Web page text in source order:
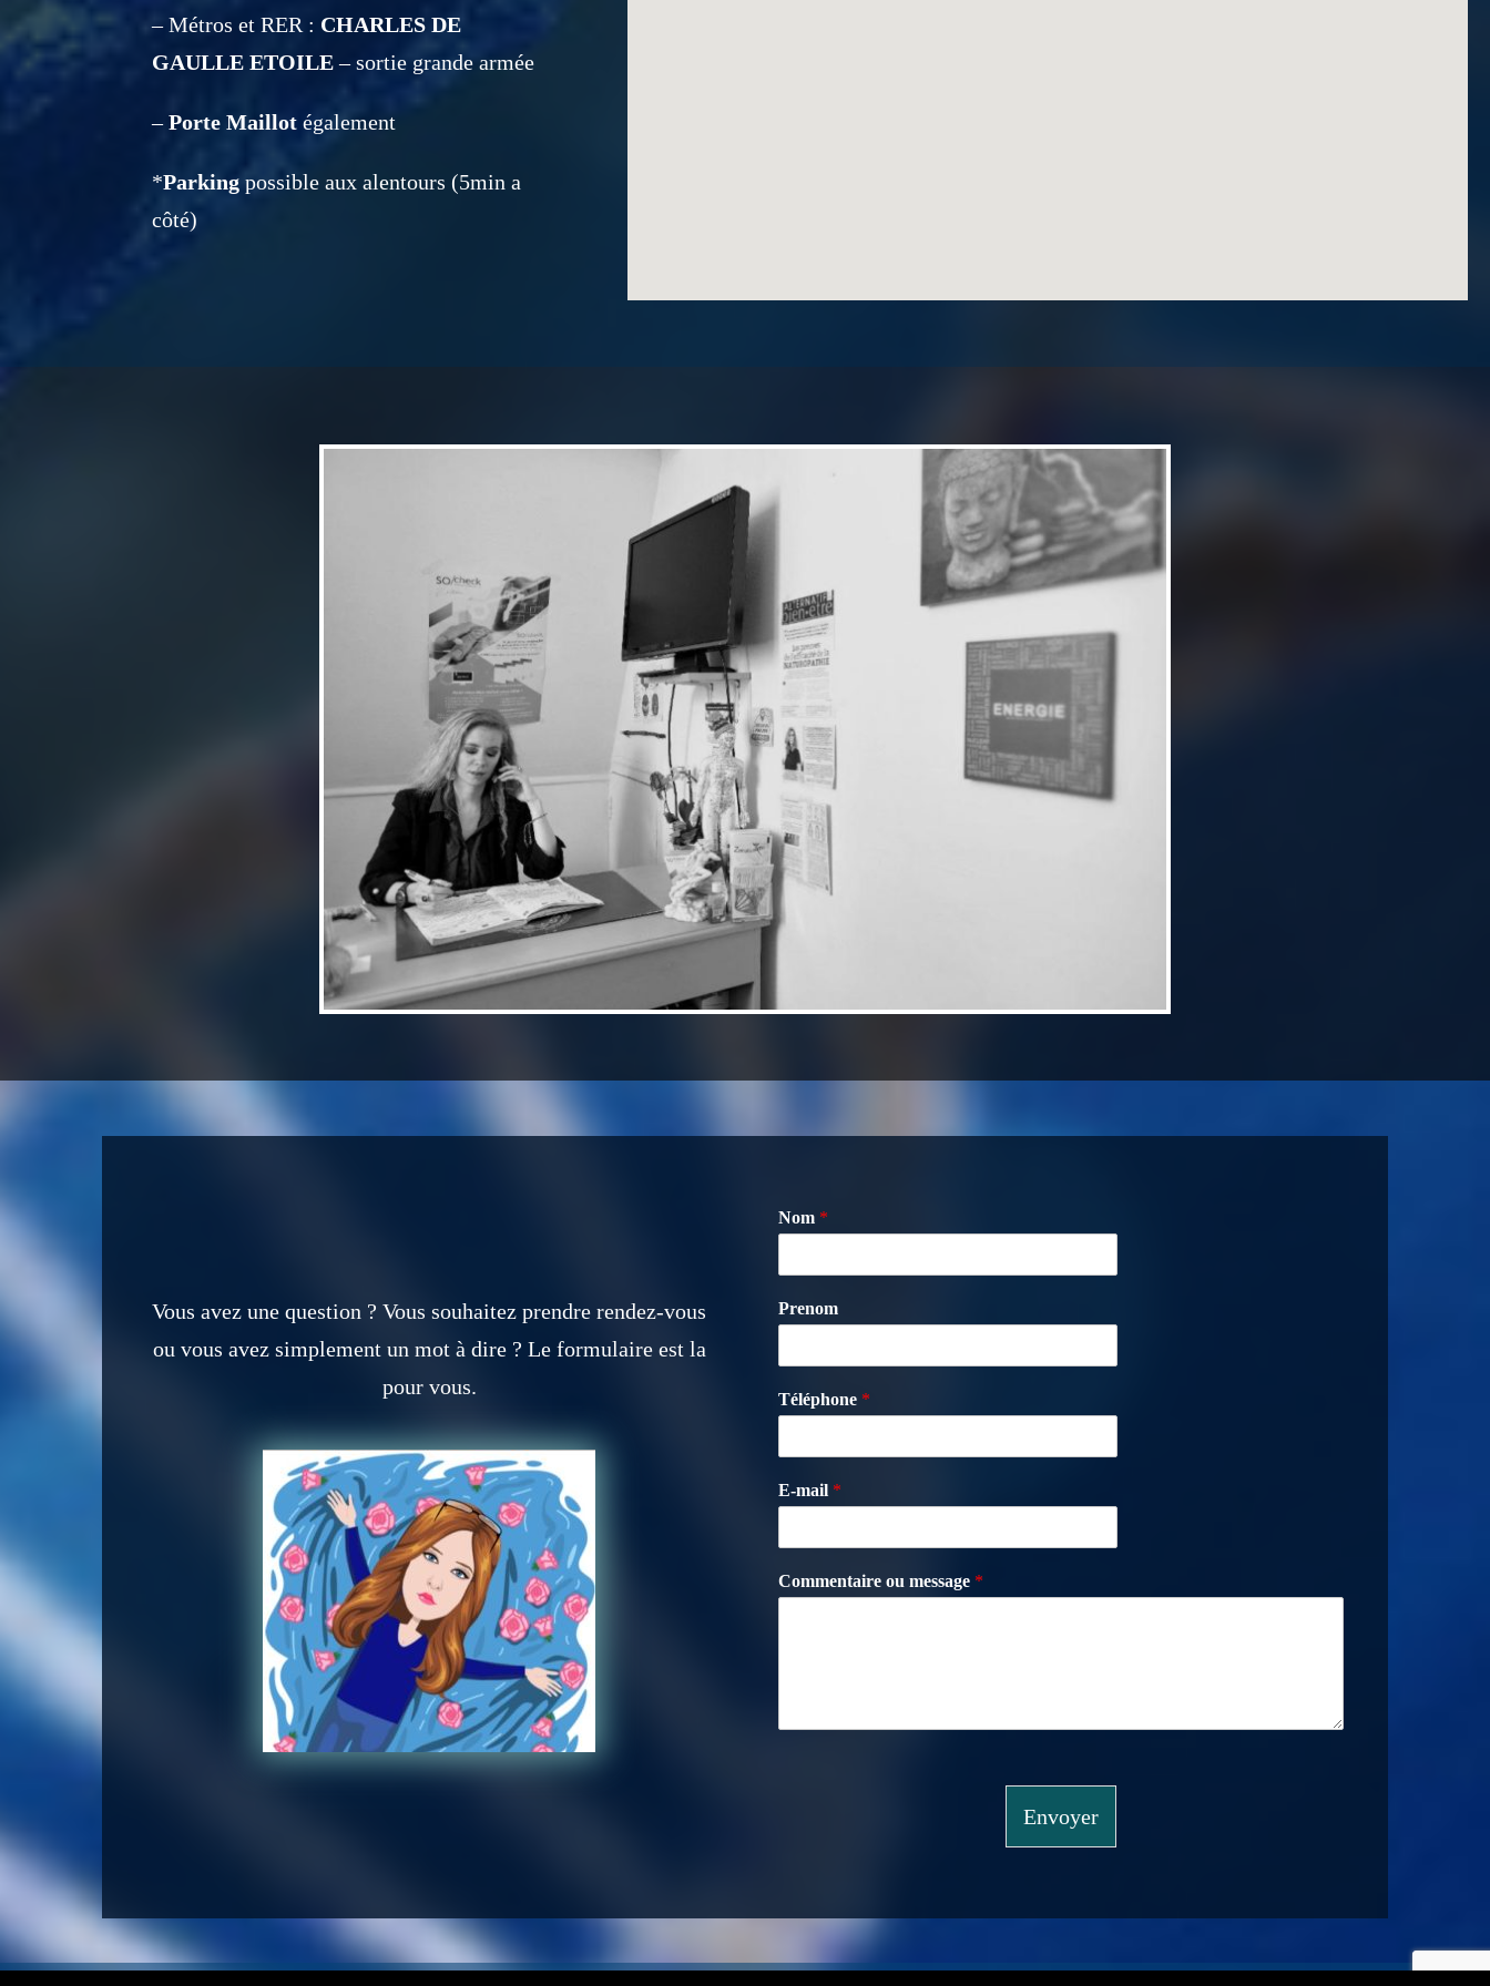
– Métros et RER : CHARLES DE
GAULLE ETOILE– sortie grande armée
–Porte Maillotégalement
*Parkingpossible aux alentours (5min a
côté)
Vous avez une question ? Vous souhaitez prendre rendez-vous
ou vous avez simplement un mot à dire ? Le formulaire est la
pour vous.
Nom *
Prenom
Téléphone *
E-mail *
Commentaire ou message *
Envoyer